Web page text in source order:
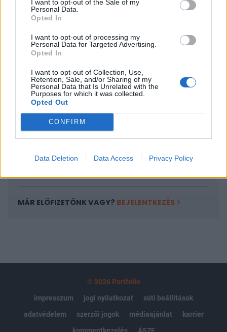
I want to opt-out of the Sale of my
Personal Data.
Opted In
I want to opt-out of processing my
Personal Data for Targeted Advertising.
Opted In
I want to opt-out of Collection, Use,
Retention, Sale, and/or Sharing of my
Personal Data that Is Unrelated with the
Purposes for which it was collected.
Opted Out
CONFIRM
Data Deletion Data Access Privacy Policy
Brigade pic.twitter.com/yrqXH82Dwb— Defense...
KEDVES OLVASÓNK!
A keresett cikk a portfolio.hu hírarchívumához
tartozik, melynek olvasása előfizetéses
regisztrációhoz kötött.
Az előfizetés a következőket tartalmazza:
Portfolio.hu teljes cikkarchívum
Kötéslisták: BÉT elmúlt 2 év napon belüli
kötéslistái
MÁR ELŐFIZETŐNK VAGY? BEJELENTKEZÉS
© 2026 Portfolio
impresszum
jogi nyilatkozat
süti beállítások
adatvédelem
szerzői jogok médiaajánlat
karrier
kommentkezelés
ÁSZF